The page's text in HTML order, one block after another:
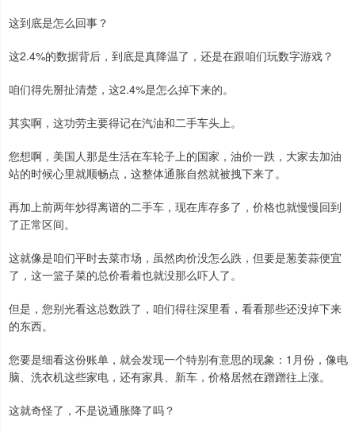
这到底是怎么回事？
这2.4%的数据背后，到底是真降温了，还是在跟咱们玩数字游戏？
咱们得先掰扯清楚，这2.4%是怎么掉下来的。
其实啊，这功劳主要得记在汽油和二手车头上。
您想啊，美国人那是生活在车轮子上的国家，油价一跌，大家去加油
站的时候心里就顺畅点，这整体通胀自然就被拽下来了。
再加上前两年炒得离谱的二手车，现在库存多了，价格也就慢慢回到
了正常区间。
这就像是咱们平时去菜市场，虽然肉价没怎么跌，但要是葱姜蒜便宜
了，这一篮子菜的总价看着也就没那么吓人了。
但是，您别光看这总数跌了，咱们得往深里看，看看那些还没掉下来
的东西。
您要是细看这份账单，就会发现一个特别有意思的现象：1月份，像电
脑、洗衣机这些家电，还有家具、新车，价格居然在蹭蹭往上涨。
这就奇怪了，不是说通胀降了吗？